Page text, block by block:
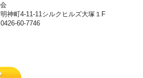
神町4-11-11シルクヒルズ大塚１F
60-7746